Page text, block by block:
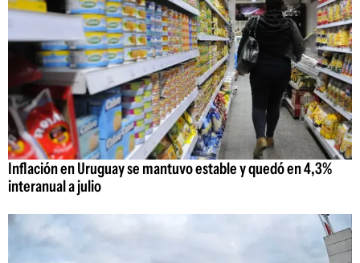
Inflación en Uruguay se mantuvo estable y quedó en 4,3%
interanual a julio